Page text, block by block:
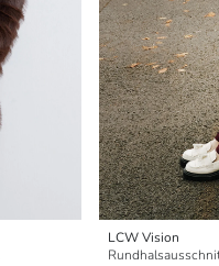
LCW Vision